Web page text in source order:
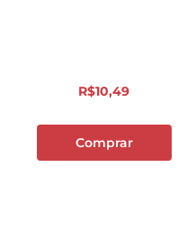
R$10,49
Comprar